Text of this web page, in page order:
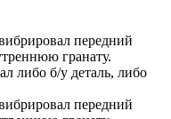
передний
гранату.
либо б/у деталь, либо
передний